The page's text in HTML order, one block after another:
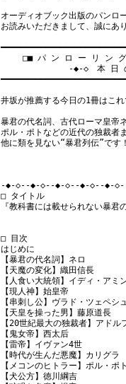
オーディオブック出版のパンロ
お読みいただきまして、誠にあ
□■ パ ン ロ ー リ ン グ
-◆-◇　本 日 の 一
井坂が推薦する今日の1冊はこれ
暴君の代名詞、古代ローマ皇帝
ポル・ポトなどの近代の独裁者
他に類を見ない“暴君列伝”です！
-◆-◇--◆-◇--◆-◇--◆-◇--◆-
□ タイトル
『教科書には載せられない暴君
□ 目次
はじめに
【暴君の代名詞】ネロ
【天魔の変化】織田信長
【人食い大統領】イディ・アミ
【現人神】始皇帝
【串刺し公】ヴラド・ツェペシ
【天皇を操った男】藤原道長
【20世紀最大の独裁者】アドル
【鬼女帝】西太后
【雷帝】イヴァン4世
【時代が生んだ悪魔】カリグラ
【メコンのヒトラー】ポル・ポト
【犬公方】徳川綱吉